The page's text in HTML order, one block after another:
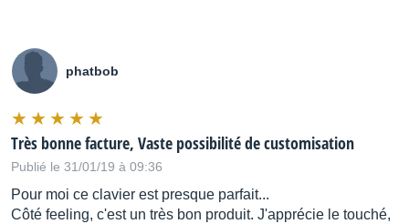
phatbob
Très bonne facture, Vaste possibilité de customisation
Publié le 31/01/19 à 09:36
Pour moi ce clavier est presque parfait...
Côté feeling, c'est un très bon produit. J'apprécie le touché,